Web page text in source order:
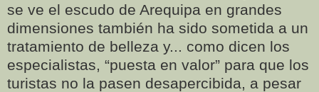
se ve el escudo de Arequipa en grandes
dimensiones también ha sido sometida a un
tratamiento de belleza y... como dicen los
especialistas, “puesta en valor” para que los
turistas no la pasen desapercibida, a pesar